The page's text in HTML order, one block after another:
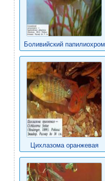
Боливийский папилиохром
Цихлазома оранжевая